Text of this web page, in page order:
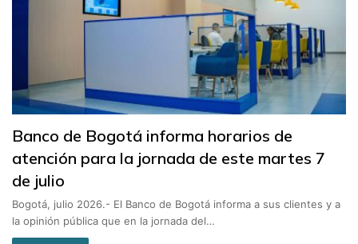
Banco de Bogotá informa horarios de
atención para la jornada de este martes 7
de julio
Bogotá, julio 2026.- El Banco de Bogotá informa a sus clientes y a
la opinión pública que en la jornada del…